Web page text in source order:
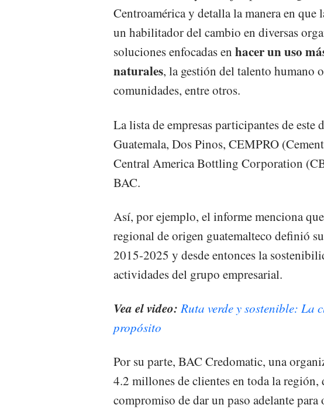
Centroamérica y detalla la manera en
un habilitador del cambio en diversas
soluciones enfocadas en hacer un uso
naturales, la gestión del talento humano
comunidades, entre otros.
La lista de empresas participantes de este
Guatemala, Dos Pinos, CEMPRO
Central America Bottling Corporation
BAC.
Así, por ejemplo, el informe menciona
regional de origen guatemalteco definió
2015-2025 y desde entonces la
actividades del grupo empresarial.
Vea el video: Ruta verde y sostenible: La
propósito
Por su parte, BAC Credomatic, una
4.2 millones de clientes en toda la región,
compromiso de dar un paso adelante